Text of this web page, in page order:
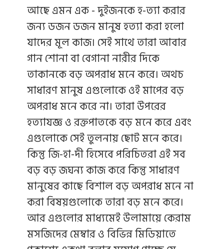
আছে এমন এক - দুইজনকে হ-ত্যা করার
জন্য ডজন ডজন মানুষ হত্যা করা হলো
যাদের মূল কাজ। সেই সাথে তারা আবার
গান শোনা বা বেগানা নারীর দিকে
তাকানকে বড় অপরাধ মনে করে। অথচ
সাধারণ মানুষ এগুলোকে ওই মাপের বড়
অপরাধ মনে করে না। তারা উপরের
হত্যাযজ্ঞ ও রক্তপাতকে বড় মনে করে এবং
এগুলোকে সেই তুলনায় ছোট মনে করে।
কিন্তু জি-হা-দী হিসেবে পরিচিতরা এই সব
বড় বড় জঘন্য কাজ করে কিন্তু সাধারণ
মানুষের কাছে বিশাল বড় অপরাধ মনে না
করা বিষয়গুলোকে তারা বড় মনে করে।
আর এগুলোর মাধ্যমেই উলামায়ে কেরাম
মসজিদের মেম্বার ও বিভিন্ন মিডিয়াতে